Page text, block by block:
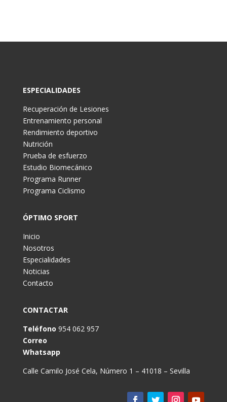
ESPECIALIDADES
Recuperación de Lesiones
Entrenamiento personal
Rendimiento deportivo
Nutrición
Prueba de esfuerzo
Estudio Biomecánico
Programa Runner
Programa Ciclismo
ÓPTIMO SPORT
Inicio
Nosotros
Especialidades
Noticias
Contacto
CONTACTAR
Teléfono 954 062 957
Correo
Whatsapp
Calle Camilo José Cela, Número 1 – 41018 – Sevilla